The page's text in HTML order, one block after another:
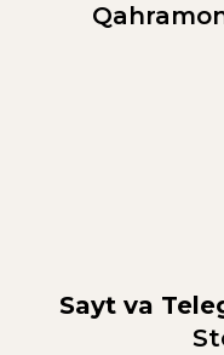
Sayt va